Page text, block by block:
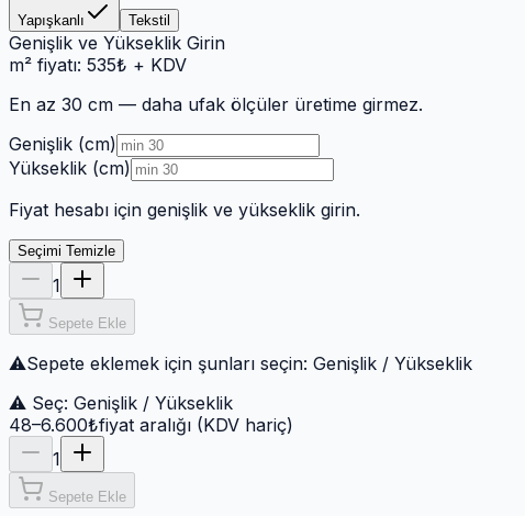
Yapışkanlı Tekstil
Genişlik ve Yükseklik Girin
m² fiyatı: 535₺ + KDV
En az 30 cm — daha ufak ölçüler üretime girmez.
Genişlik (cm)
Yükseklik (cm)
Fiyat hesabı için genişlik ve yükseklik girin.
Seçimi Temizle
1
Sepete Ekle
⚠Sepete eklemek için şunları seçin: Genişlik / Yükseklik
⚠ Seç: Genişlik / Yükseklik
48–6.600₺fiyat aralığı (KDV hariç)
1
Sepete Ekle